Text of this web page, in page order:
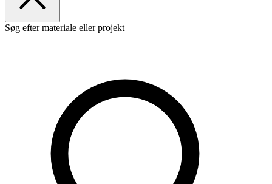
Søg efter materiale eller projekt